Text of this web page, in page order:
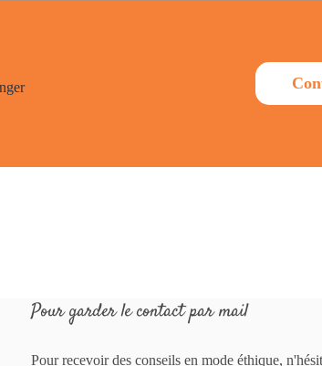
Pour garder le contact par mail
Pour recevoir des conseils en mode éthique,